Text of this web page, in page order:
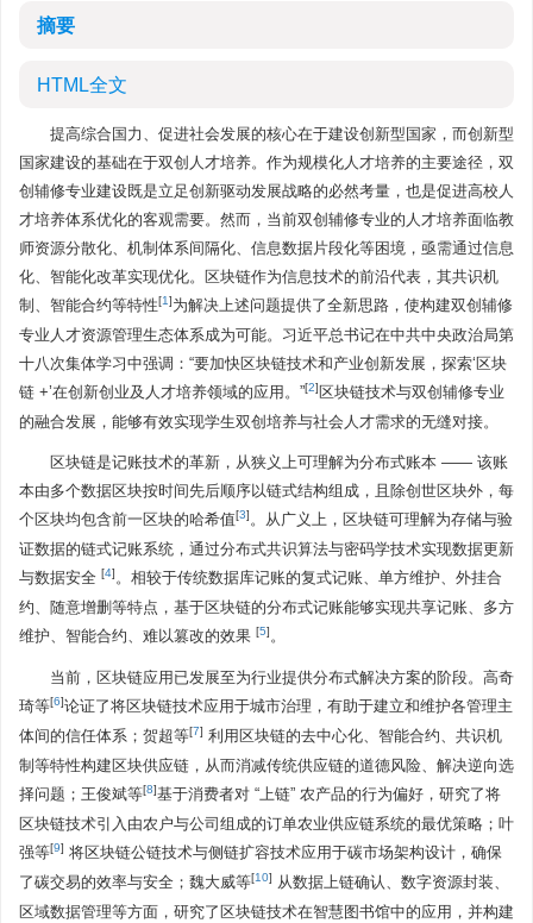
摘要
HTML全文
提高综合国力、促进社会发展的核心在于建设创新型国家，而创新型
国家建设的基础在于双创人才培养。作为规模化人才培养的主要途径，双
创辅修专业建设既是立足创新驱动发展战略的必然考量，也是促进高校人
才培养体系优化的客观需要。然而，当前双创辅修专业的人才培养面临教
师资源分散化、机制体系间隔化、信息数据片段化等困境，亟需通过信息
化、智能化改革实现优化。区块链作为信息技术的前沿代表，其共识机
制、智能合约等特性[1]为解决上述问题提供了全新思路，使构建双创辅修
专业人才资源管理生态体系成为可能。习近平总书记在中共中央政治局第
十八次集体学习中强调：“要加快区块链技术和产业创新发展，探索‘区块
链 +’在创新创业及人才培养领域的应用。”[2]区块链技术与双创辅修专业
的融合发展，能够有效实现学生双创培养与社会人才需求的无缝对接。
区块链是记账技术的革新，从狭义上可理解为分布式账本 —— 该账
本由多个数据区块按时间先后顺序以链式结构组成，且除创世区块外，每
个区块均包含前一区块的哈希值[3]。从广义上，区块链可理解为存储与验
证数据的链式记账系统，通过分布式共识算法与密码学技术实现数据更新
与数据安全 [4]。相较于传统数据库记账的复式记账、单方维护、外挂合
约、随意增删等特点，基于区块链的分布式记账能够实现共享记账、多方
维护、智能合约、难以篡改的效果 [5]。
当前，区块链应用已发展至为行业提供分布式解决方案的阶段。高奇
琦等[6]论证了将区块链技术应用于城市治理，有助于建立和维护各管理主
体间的信任体系；贺超等[7] 利用区块链的去中心化、智能合约、共识机
制等特性构建区块供应链，从而消减传统供应链的道德风险、解决逆向选
择问题；王俊斌等[8]基于消费者对 “上链” 农产品的行为偏好，研究了将
区块链技术引入由农户与公司组成的订单农业供应链系统的最优策略；叶
强等[9] 将区块链公链技术与侧链扩容技术应用于碳市场架构设计，确保
了碳交易的效率与安全；魏大威等[10] 从数据上链确认、数字资源封装、
区域数据管理等方面，研究了区块链技术在智慧图书馆中的应用，并构建